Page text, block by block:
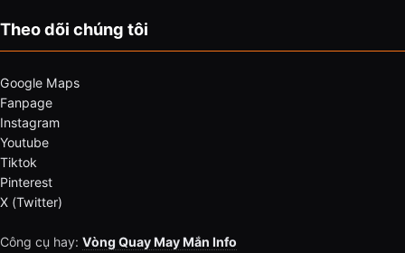
Theo dõi chúng tôi
Google Maps
Fanpage
Instagram
Youtube
Tiktok
Pinterest
X (Twitter)
Công cụ hay: Vòng Quay May Mắn Info